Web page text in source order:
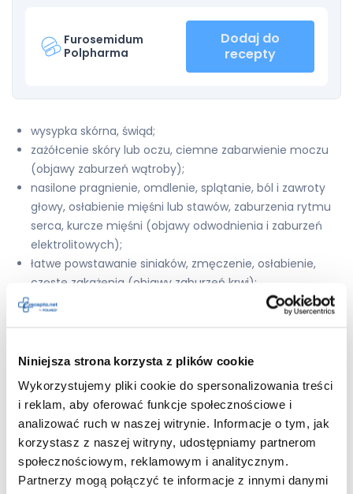
Niniejsza strona korzysta z plików cookie
Wykorzystujemy pliki cookie do spersonalizowania treści
i reklam, aby oferować funkcje społecznościowe i
analizować ruch w naszej witrynie. Informacje o tym, jak
korzystasz z naszej witryny, udostępniamy partnerom
społecznościowym, reklamowym i analitycznym.
Partnerzy mogą połączyć te informacje z innymi danymi
Furosemidum
Polpharma
Dodaj do
recepty
wysypka skórna, świąd;
zażółcenie skóry lub oczu, ciemne zabarwienie moczu
(objawy zaburzeń wątroby);
nasilone pragnienie, omdlenie, splątanie, ból i zawroty
głowy, osłabienie mięśni lub stawów, zaburzenia rytmu
serca, kurcze mięśni (objawy odwodnienia i zaburzeń
elektrolitowych);
łatwe powstawanie siniaków, zmęczenie, osłabienie,
częste zakażenia (objawy zaburzeń krwi);
trudności w oddychaniu, obrzęk twarzy lub warg (ciężka
powstawanie pęcherzy, złuszczanie skóry, gorączka,
objawy grypopodobne (ciężkie reakcje skórne:
toksyczne martwicze oddzielanie się naskórka, zespół
Stevensa-Johnsona).
Ponadto w trakcie leczenia odnotowywano takie
działania niepożądane jak m.in.: